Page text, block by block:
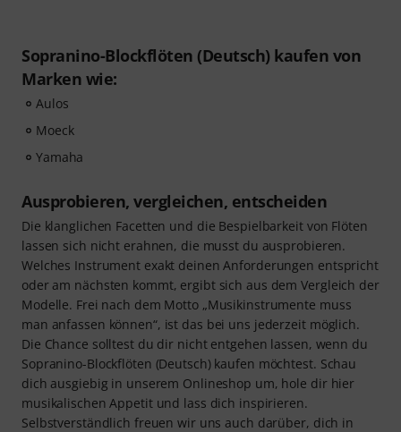
Sopranino-Blockflöten (Deutsch) kaufen von
Marken wie:
Aulos
Moeck
Yamaha
Ausprobieren, vergleichen, entscheiden
Die klanglichen Facetten und die Bespielbarkeit von Flöten
lassen sich nicht erahnen, die musst du ausprobieren.
Welches Instrument exakt deinen Anforderungen entspricht
oder am nächsten kommt, ergibt sich aus dem Vergleich der
Modelle. Frei nach dem Motto „Musikinstrumente muss
man anfassen können“, ist das bei uns jederzeit möglich.
Die Chance solltest du dir nicht entgehen lassen, wenn du
Sopranino-Blockflöten (Deutsch) kaufen möchtest. Schau
dich ausgiebig in unserem Onlineshop um, hole dir hier
musikalischen Appetit und lass dich inspirieren.
Selbstverständlich freuen wir uns auch darüber, dich in